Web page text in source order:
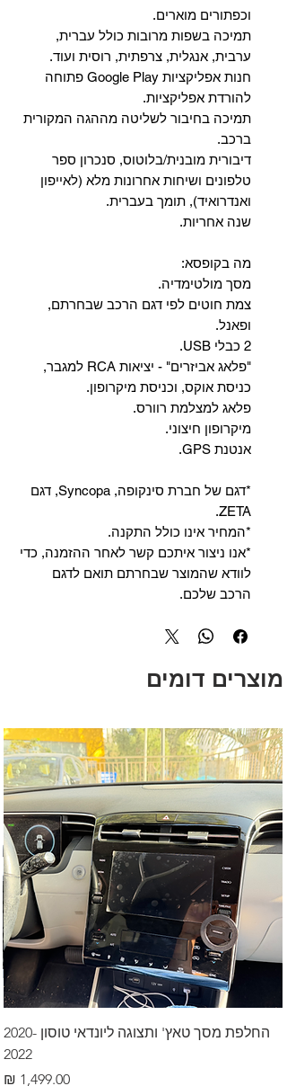
וכפתורים מוארים.
תמיכה בשפות מרובות כולל עברית,
ערבית, אנגלית, צרפתית, רוסית ועוד.
‏חנות אפליקציות Google Play פתוחה
להורדת אפליקציות.
‏תמיכה בחיבור לשליטה מההגה המקורית
ברכב.
‏דיבורית מובנית/בלוטוס, ‏סנכרון ספר
טלפונים ושיחות אחרונות מלא (לאייפון
ואנדרואיד), תומך בעברית.
שנה אחריות.
מה בקופסא:
מסך מולטימדיה.
צמת חוטים לפי דגם הרכב שבחרתם,
ופאנל.
2 כבלי USB.
"פלאג אביזרים" - יציאות RCA למגבר,
כניסת אוקס, וכניסת מיקרופון.
פלאג למצלמת רוורס.
מיקרופון חיצוני.
אנטנת GPS.
*דגם של חברת סינקופה, Syncopa, דגם
ZETA.
*המחיר אינו כולל התקנה.
*אנו ניצור איתכם קשר לאחר ההזמנה, כדי
לוודא שהמוצר שבחרתם תואם לדגם
הרכב שלכם.
מוצרים דומים
החלפת מסך טאץ' ותצוגה ליונדאי טוסון 2020-
2022
מחיר